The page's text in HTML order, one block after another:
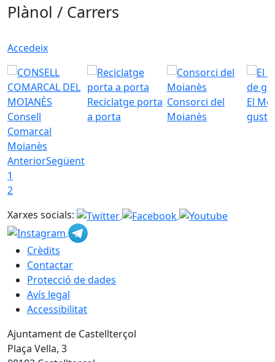
Plànol / Carrers
Accedeix
Consell
Comarcal
Moianès
Reciclatge porta
a porta
Consorci del
Moianès
El
gust
AnteriorSegüent
1
2
Xarxes socials:
Crèdits
Contactar
Protecció de dades
Avís legal
Accessibilitat
Ajuntament de Castellterçol
Plaça Vella, 3